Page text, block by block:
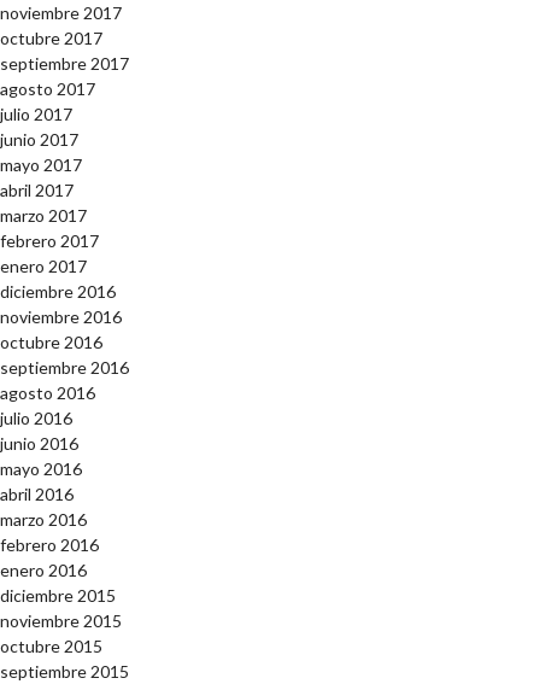
noviembre 2017
octubre 2017
septiembre 2017
agosto 2017
julio 2017
junio 2017
mayo 2017
abril 2017
marzo 2017
febrero 2017
enero 2017
diciembre 2016
noviembre 2016
octubre 2016
septiembre 2016
agosto 2016
julio 2016
junio 2016
mayo 2016
abril 2016
marzo 2016
febrero 2016
enero 2016
diciembre 2015
noviembre 2015
octubre 2015
septiembre 2015